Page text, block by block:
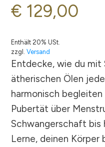
€ 129,00
Enthält 20% USt.
zzgl. Versand
Entdecke, wie du
ätherischen Ölen
harmonisch
Pubertät über
Schwangerschaft bis
Lerne, deinen Körper